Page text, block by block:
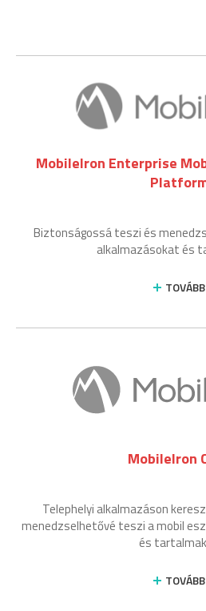
MobileIron Enterprise
Biztonságossá teszi és
alkalmazásokat és
TOVÁBB
MobileIron
Telephelyi alkalmazáson
menedzselhetővé teszi a mobil
és
TOVÁBB